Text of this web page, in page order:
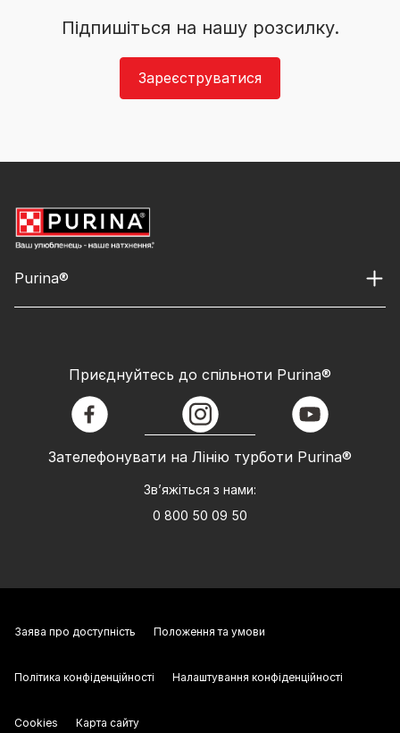
Підпишіться на нашу розсилку.
Зареєструватися
Purina®
Зателефонувати на Лінію турботи Purina®
Зв’яжіться з нами:
0 800 50 09 50
Приєднуйтесь до спільноти Purina®
facebook instagram youtube
Заява про доступність Положення та умови
Політика конфіденційності Налаштування конфіденційності
Cookies Карта сайту